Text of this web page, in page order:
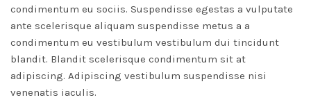
condimentum eu sociis. Suspendisse egestas a vulputate
ante scelerisque aliquam suspendisse metus a a
condimentum eu vestibulum vestibulum dui tincidunt
blandit. Blandit scelerisque condimentum sit at
adipiscing. Adipiscing vestibulum suspendisse nisi
venenatis iaculis.